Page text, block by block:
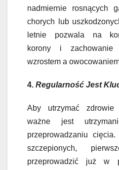
nadmiernie rosnących
chorych lub
letnie pozwala na
korony i zachowanie
wzrostem a
4. Regularność Jest
Aby utrzymać
ważne jest
przeprowadzaniu
szczepionych,
przeprowadzić już w